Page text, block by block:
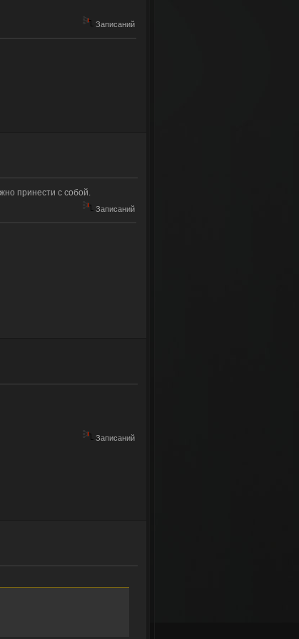
Записаний
принести с собой.
Записаний
Записаний